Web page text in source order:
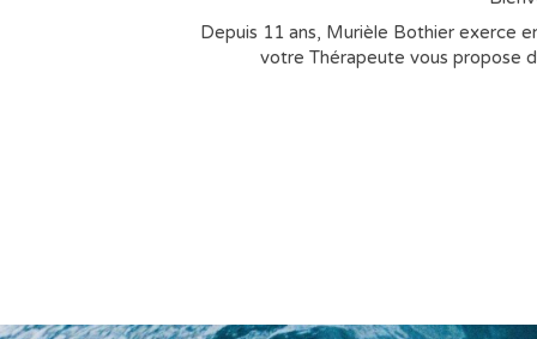
Depuis 11 ans, Murièle Bothier exerce
votre Thérapeute vous propose